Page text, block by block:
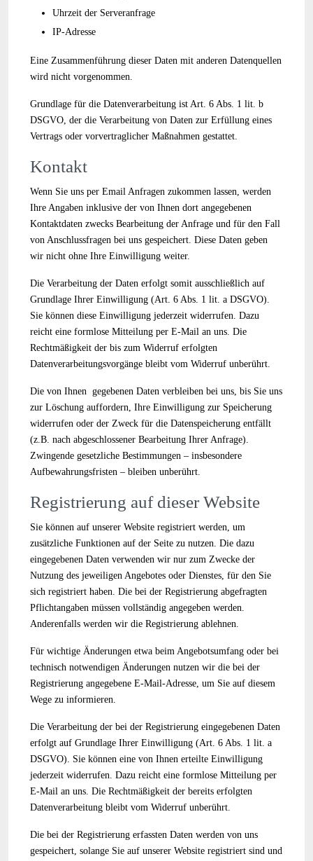
Uhrzeit der Serveranfrage
IP-Adresse
Eine Zusammenführung dieser Daten mit anderen Datenquellen
wird nicht vorgenommen.
Grundlage für die Datenverarbeitung ist Art. 6 Abs. 1 lit. b
DSGVO, der die Verarbeitung von Daten zur Erfüllung eines
Vertrags oder vorvertraglicher Maßnahmen gestattet.
Kontakt
Wenn Sie uns per Email Anfragen zukommen lassen, werden
Ihre Angaben inklusive der von Ihnen dort angegebenen
Kontaktdaten zwecks Bearbeitung der Anfrage und für den Fall
von Anschlussfragen bei uns gespeichert. Diese Daten geben
wir nicht ohne Ihre Einwilligung weiter.
Die Verarbeitung der Daten erfolgt somit ausschließlich auf
Grundlage Ihrer Einwilligung (Art. 6 Abs. 1 lit. a DSGVO).
Sie können diese Einwilligung jederzeit widerrufen. Dazu
reicht eine formlose Mitteilung per E-Mail an uns. Die
Rechtmäßigkeit der bis zum Widerruf erfolgten
Datenverarbeitungsvorgänge bleibt vom Widerruf unberührt.
Die von Ihnen gegebenen Daten verbleiben bei uns, bis Sie uns
zur Löschung auffordern, Ihre Einwilligung zur Speicherung
widerrufen oder der Zweck für die Datenspeicherung entfällt
(z.B. nach abgeschlossener Bearbeitung Ihrer Anfrage).
Zwingende gesetzliche Bestimmungen – insbesondere
Aufbewahrungsfristen – bleiben unberührt.
Registrierung auf dieser Website
Sie können auf unserer Website registriert werden, um
zusätzliche Funktionen auf der Seite zu nutzen. Die dazu
eingegebenen Daten verwenden wir nur zum Zwecke der
Nutzung des jeweiligen Angebotes oder Dienstes, für den Sie
sich registriert haben. Die bei der Registrierung abgefragten
Pflichtangaben müssen vollständig angegeben werden.
Anderenfalls werden wir die Registrierung ablehnen.
Für wichtige Änderungen etwa beim Angebotsumfang oder bei
technisch notwendigen Änderungen nutzen wir die bei der
Registrierung angegebene E-Mail-Adresse, um Sie auf diesem
Wege zu informieren.
Die Verarbeitung der bei der Registrierung eingegebenen Daten
erfolgt auf Grundlage Ihrer Einwilligung (Art. 6 Abs. 1 lit. a
DSGVO). Sie können eine von Ihnen erteilte Einwilligung
jederzeit widerrufen. Dazu reicht eine formlose Mitteilung per
E-Mail an uns. Die Rechtmäßigkeit der bereits erfolgten
Datenverarbeitung bleibt vom Widerruf unberührt.
Die bei der Registrierung erfassten Daten werden von uns
gespeichert, solange Sie auf unserer Website registriert sind und